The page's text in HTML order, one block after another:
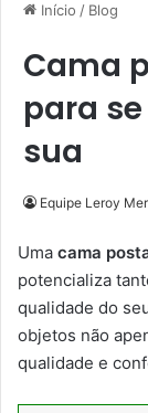
Início / Blog
Cama
para
sua
Equipe Leroy
Uma cama
potencializa
qualidade do
objetos não
qualidade e